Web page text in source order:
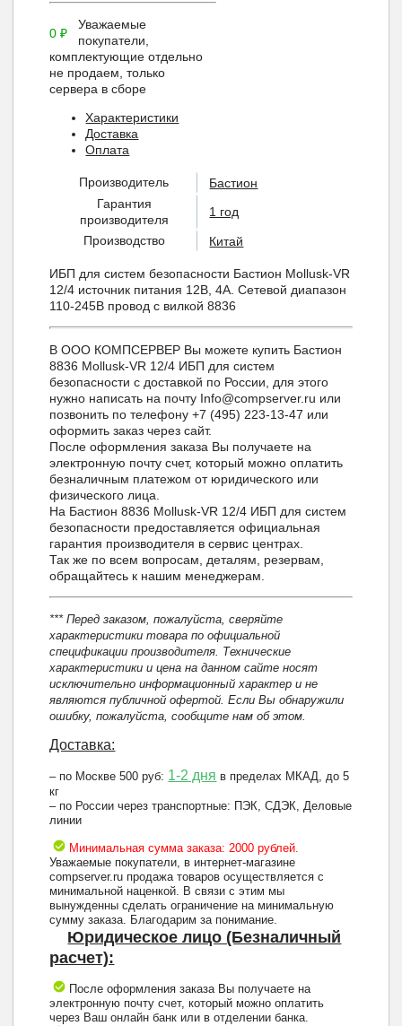
0₽
Уважаемые
покупатели,
комплектующие отдельно
не продаем, только
сервера в сборе
Характеристики
Доставка
Оплата
Производитель
Бастион
Гарантия
производителя
1 год
Производство Китай
ИБП для систем безопасности Бастион Mollusk-VR
12/4 источник питания 12В, 4А. Сетевой диапазон
110-245В провод с вилкой 8836
В ООО КОМПСЕРВЕР Вы можете купить Бастион
8836 Mollusk-VR 12/4 ИБП для систем
безопасности с доставкой по России, для этого
нужно написать на почту Info@compserver.ru или
позвонить по телефону +7 (495) 223-13-47 или
оформить заказ через сайт.
После оформления заказа Вы получаете на
электронную почту счет, который можно оплатить
безналичным платежом от юридического или
физического лица.
На Бастион 8836 Mollusk-VR 12/4 ИБП для систем
безопасности предоставляется официальная
гарантия производителя в сервис центрах.
Так же по всем вопросам, деталям, резервам,
обращайтесь к нашим менеджерам.
*** Перед заказом, пожалуйста, сверяйте
характеристики товара по официальной
спецификации производителя. Технические
характеристики и цена на данном сайте носят
исключительно информационный характер и не
являются публичной офертой. Если Вы обнаружили
ошибку, пожалуйста, сообщите нам об этом.
Доставка:
– по Москве 500 руб: 1-2 дня в пределах МКАД, до 5
кг
– по России через транспортные: ПЭК, СДЭК, Деловые
линии
Минимальная сумма заказа: 2000 рублей.
Уважаемые покупатели, в интернет-магазине
compserver.ru продажа товаров осуществляется с
минимальной наценкой. В связи с этим мы
вынужденны сделать ограничение на минимальную
сумму заказа. Благодарим за понимание.
Юридическое лицо (Безналичный
расчет):
После оформления заказа Вы получаете на
электронную почту счет, который можно оплатить
через Ваш онлайн банк или в отделении банка.